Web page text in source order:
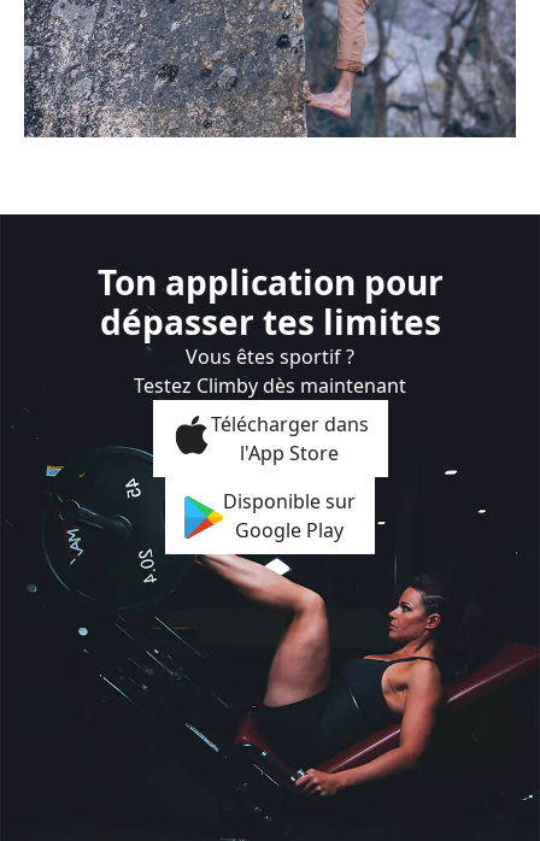
Ton application pour
dépasser tes limites
Vous êtes sportif ?
Testez Climby dès maintenant
Télécharger dans
l'App Store
Disponible sur
Google Play